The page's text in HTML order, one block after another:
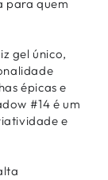
para quem
gel único,
épicas e
#14 é um
e